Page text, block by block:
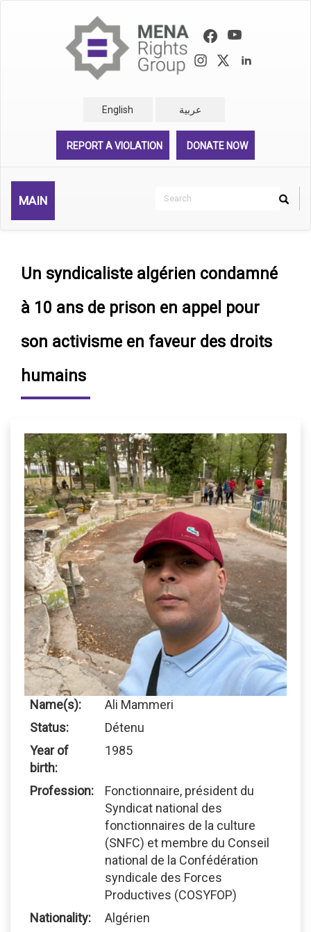
English عربية
REPORT A VIOLATION DONATE NOW
MAIN
Search
Search
Un syndicaliste algérien condamné
à 10 ans de prison en appel pour
son activisme en faveur des droits
humains
Name(s):
Ali Mammeri
Status:
Détenu
Year of
birth:
1985
Profession:
Fonctionnaire, président du
Syndicat national des
fonctionnaires de la culture
(SNFC) et membre du Conseil
national de la Confédération
syndicale des Forces
Productives (COSYFOP)
Nationality:
Algérien